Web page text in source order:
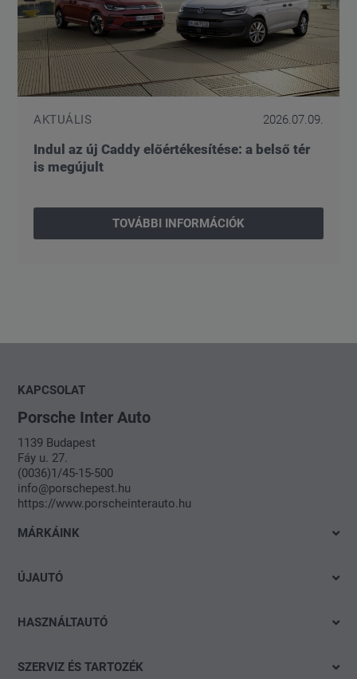
AKTUÁLIS 2026.07.09.
Indul az új Caddy előértékesítése: a belső tér
is megújult
TOVÁBBI INFORMÁCIÓK
KAPCSOLAT
Porsche Inter Auto
1139 Budapest
Fáy u. 27.
(0036)1/45-15-500
info@porschepest.hu
https://www.porscheinterauto.hu
MÁRKÁINK
Audi
Porsche
ÚJAUTÓ
Ajánlatok és akciók
Konfigurálás
HASZNÁLTAUTÓ
Részletes keresés
SZERVIZ ÉS TARTOZÉK